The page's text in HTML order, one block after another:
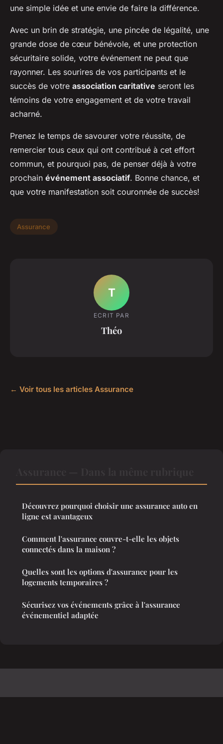
une simple idée et une envie de faire la différence.
Avec un brin de stratégie, une pincée de légalité, une
grande dose de cœur bénévole, et une protection
sécuritaire solide, votre événement ne peut que
rayonner. Les sourires de vos participants et le
succès de votre association caritative seront les
témoins de votre engagement et de votre travail
acharné.
Prenez le temps de savourer votre réussite, de
remercier tous ceux qui ont contribué à cet effort
commun, et pourquoi pas, de penser déjà à votre
prochain événement associatif. Bonne chance, et
que votre manifestation soit couronnée de succès!
Assurance
T
ECRIT PAR
Théo
← Voir tous les articles Assurance
Découvrez pourquoi choisir une assurance auto en
ligne est avantageux
Comment l'assurance couvre-t-elle les objets
connectés dans la maison ?
Quelles sont les options d'assurance pour les
logements temporaires ?
Sécurisez vos événements grâce à l'assurance
événementiel adaptée
Empyrmusic